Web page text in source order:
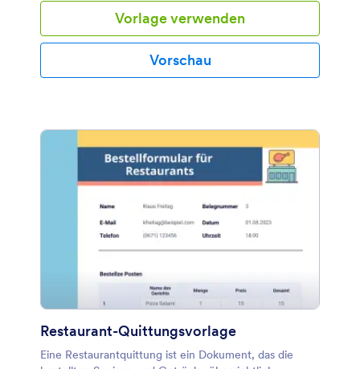
für etwaige Schäden oder Verstöße seines Mieters zu
Vorlage verwenden
Vorschau
Restaurant-Quittungsvorlage
Eine Restaurantquittung ist ein Dokument, das die